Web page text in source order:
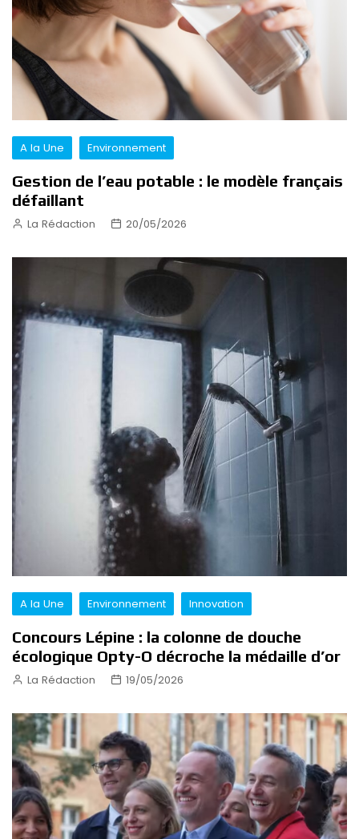
A la Une Environnement
Gestion de l’eau potable : le modèle français
défaillant
La Rédaction 20/05/2026
A la Une Environnement Innovation
Concours Lépine : la colonne de douche
écologique Opty-O décroche la médaille d’or
La Rédaction 19/05/2026